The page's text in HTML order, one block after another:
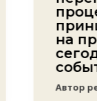
на
Автор